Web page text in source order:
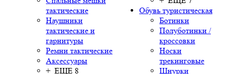
тактические
Наушники
тактические и
гарнитуры
Ремни тактические
Аксессуары
+ ЕЩЕ 8
Обувь туристическая
Ботинки
Полуботинки /
кроссовки
Носки
трекинговые
Шнурки